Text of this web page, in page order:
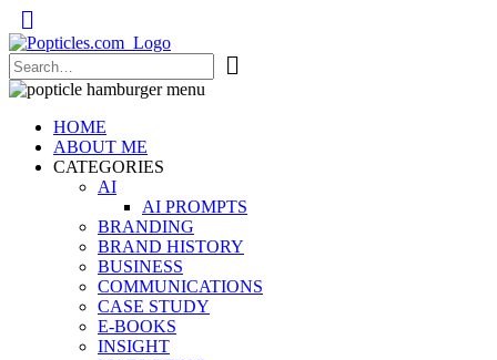
Popticles.com
HOME
ABOUT ME
CATEGORIES
AI
AI PROMPTS
BRANDING
BRAND HISTORY
BUSINESS
COMMUNICATIONS
CASE STUDY
E-BOOKS
INSIGHT